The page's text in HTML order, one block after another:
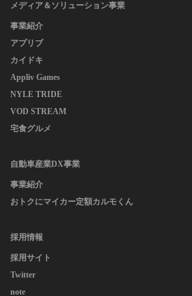
メディア＆ソリューション事業
事業紹介
アプリブ
カイドキ
Appliv Games
NYLE TRIDE
VOD STREAM
宅食グルメ
自動車産業DX事業
事業紹介
おトクにマイカー定額カルモくん
採用情報
採用サイト
Twitter
note